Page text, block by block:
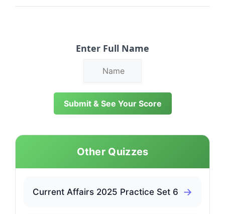
Enter Full Name
Submit & See Your Score
Other Quizzes
Current Affairs 2025 Practice Set 6 →